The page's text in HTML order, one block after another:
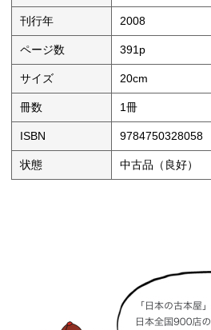
刊行年 2008
ページ数 391p
サイズ 20cm
冊数 1冊
ISBN 9784750328058
状態 中古品（良好）